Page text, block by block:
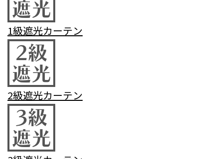
1級遮光カーテン
2級遮光カーテン